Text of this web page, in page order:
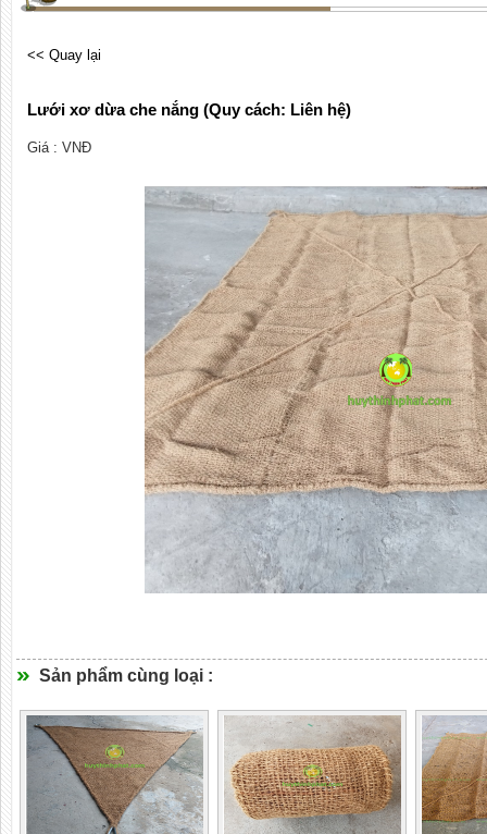
<< Quay lại
Lưới xơ dừa che nắng (Quy cách: Liên hệ)
Giá : VNĐ
Sản phẩm cùng loại :